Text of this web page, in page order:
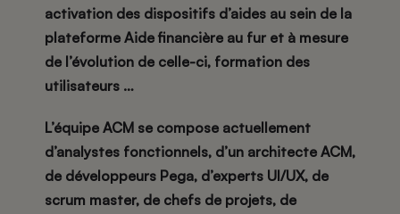
activation des dispositifs d’aides au sein de la
plateforme Aide financière au fur et à mesure
de l’évolution de celle-ci, formation des
utilisateurs …
L’équipe ACM se compose actuellement
d’analystes fonctionnels, d’un architecte ACM,
de développeurs Pega, d’experts UI/UX, de
scrum master, de chefs de projets, de